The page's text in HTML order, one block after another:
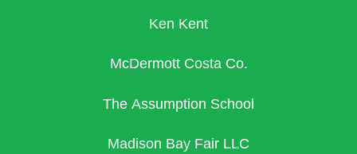
Ken Kent
McDermott Costa Co.
The Assumption School
Madison Bay Fair LLC